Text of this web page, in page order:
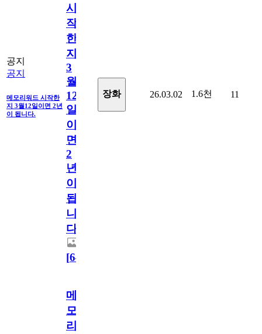
공지
공지
메모리워드 시작한
지 3월12일이면 2년
이 됩니다.
시
작
한
지
3
월
12
일
이
면
2
년
이
됩
니
다.
[64
장화 26.03.02 1.6천 11
메
모
리